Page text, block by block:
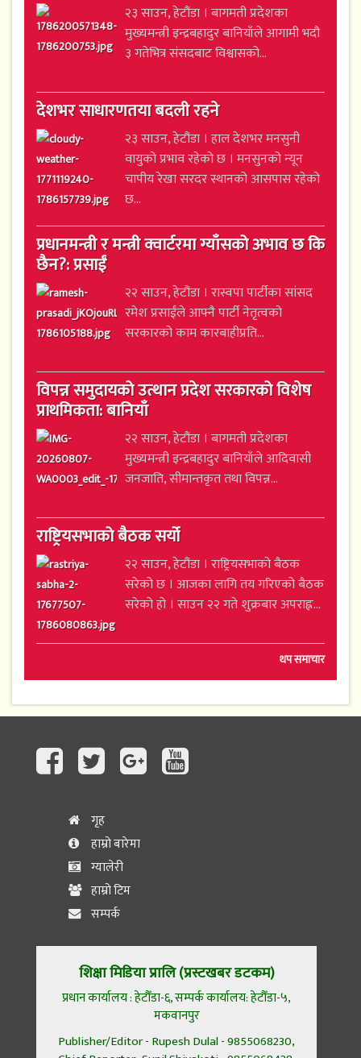
२३ साउन, हेटौंडा । बागमती प्रदेशका
मुख्यमन्त्री इन्द्रबहादुर बानियाँले आगामी भदौ
३ गतेभित्र संसदबाट विश्वासको...
देशभर साधारणतया बदली रहने
२३ साउन, हेटौंडा । हाल देशभर मनसुनी
वायुको प्रभाव रहेको छ । मनसुनको न्यून
चापीय रेखा सरदर स्थानको आसपास रहेको
छ...
प्रधानमन्त्री र मन्त्री क्वार्टरमा ग्याँसको अभाव छ कि
छैन?: प्रसाईं
२२ साउन, हेटौंडा । रास्वपा पार्टीका सांसद
रमेश प्रसाईंले आफ्नै पार्टी नेतृत्वको
सरकारको काम कारबाहीप्रति...
विपन्न समुदायको उत्थान प्रदेश सरकारको विशेष
प्राथमिकता: बानियाँ
२२ साउन, हेटौंडा । बागमती प्रदेशका
मुख्यमन्त्री इन्द्रबहादुर बानियाँले आदिवासी
जनजाति, सीमान्तकृत तथा विपन्न...
राष्ट्रियसभाको बैठक सर्यो
२२ साउन, हेटौंडा । राष्ट्रियसभाको बैठक
सरेको छ । आजका लागि तय गरिएको बैठक
सरेको हो । साउन २२ गते शुक्रबार अपराह्न...
थप समाचार
गृह
हाम्रो बारेमा
ग्यालेरी
हाम्रो टिम
सम्पर्क
शिक्षा मिडिया प्रालि (प्रस्टखबर डटकम)
प्रधान कार्यालय : हेटौँडा-६, सम्पर्क कार्यालय: हेटौँडा-५,
मकवानपुर
Publisher/Editor - Rupesh Dulal - 9855068230,